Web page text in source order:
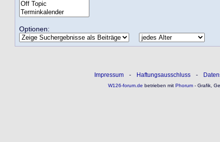
Optionen:
Impressum - Haftungsausschluss -
W126-forum.de betrieben mitPhorum- Grafik,